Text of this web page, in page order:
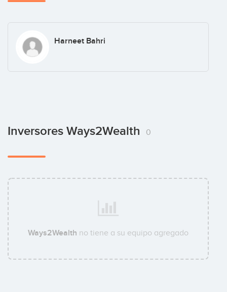
Harneet Bahri
Inversores Ways2Wealth 0
Ways2Wealth no tiene a su equipo agregado